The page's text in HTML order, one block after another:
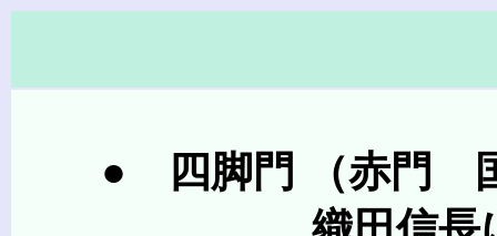
● 四脚門 （赤門 国